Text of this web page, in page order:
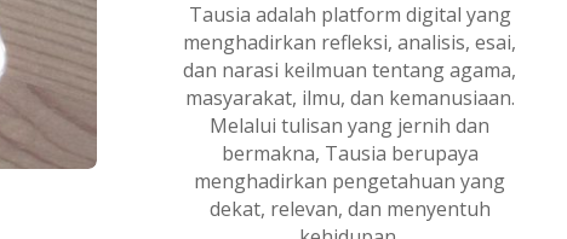
Tausia adalah platform digital yang
menghadirkan refleksi, analisis, esai,
dan narasi keilmuan tentang agama,
masyarakat, ilmu, dan kemanusiaan.
Melalui tulisan yang jernih dan
bermakna, Tausia berupaya
menghadirkan pengetahuan yang
dekat, relevan, dan menyentuh